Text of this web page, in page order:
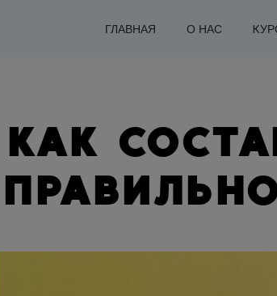
ГЛАВНАЯ О НАС
КАК